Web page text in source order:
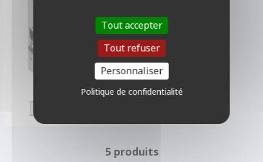
5 produits
Tout accepter
Tout refuser
Personnaliser
Politique de confidentialité